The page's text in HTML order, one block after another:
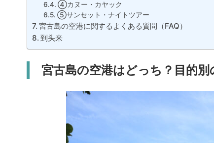
④カヌー・カヤック
⑤サンセット・ナイトツアー
宮古島の空港に関するよくある質問（FAQ）
到头来
宮古島の空港はどっち？目的別